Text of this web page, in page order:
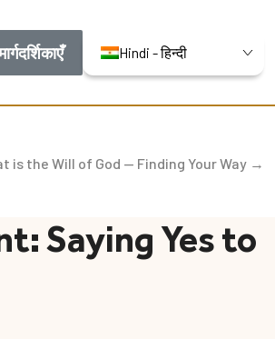
Hindi - हिन्दी
is the Will of God — Finding Your Way →
Saying Yes to